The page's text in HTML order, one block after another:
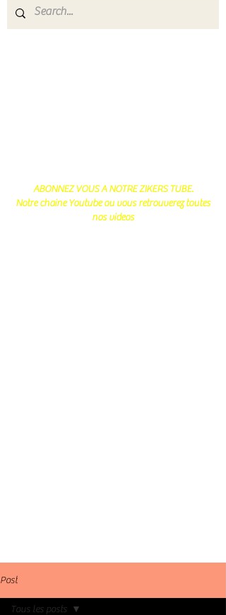
ABONNEZ VOUS A NOTRE ZIKERS TUBE.
Notre chaine Youtube ou vous retrouverez toutes
nos videos
Post
Tous les posts